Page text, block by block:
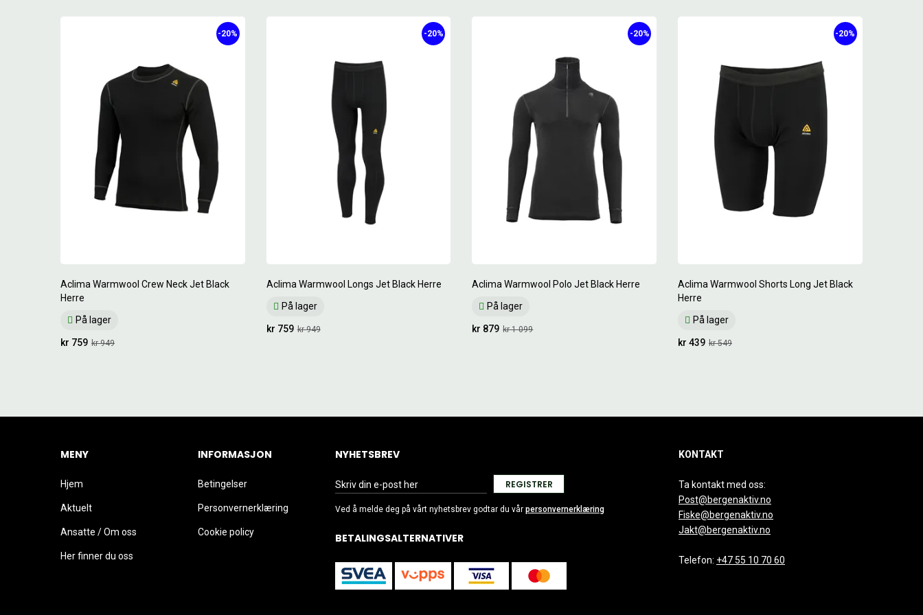
Aclima Warmwool Crew Neck Jet Black
Herre
På lager
-20%
kr 949
kr 759
Aclima Warmwool Longs Jet Black Herre
På lager
-20%
kr 949
kr 759
Aclima Warmwool Polo Jet Black Herre
På lager
-20%
kr 1 099
kr 879
Aclima Warmwool Shorts Long Jet Black
Herre
På lager
-20%
kr 549
kr 439
MENY
Hjem
Aktuelt
Ansatte / Om oss
Her finner du oss
INFORMASJON
Betingelser
Personvernerklæring
Cookie policy
NYHETSBREV
REGISTRER
Ved å melde deg på vårt nyhetsbrev godtar du vår personvernerklæring
BETALINGSALTERNATIVER
KONTAKT
Ta kontakt med oss:
Post@bergenaktiv.no
Fiske@bergenaktiv.no
Jakt@bergenaktiv.no
Telefon: +47 55 10 70 60